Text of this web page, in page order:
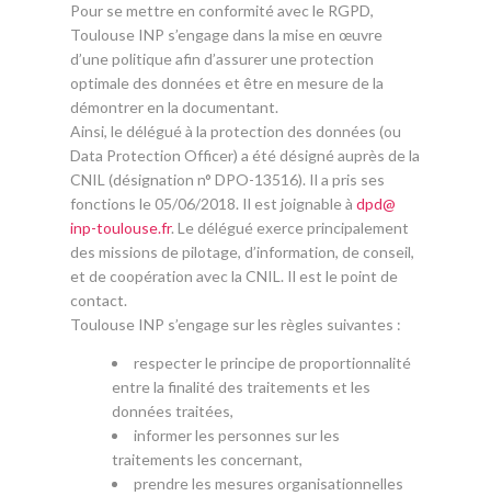
Pour se mettre en conformité avec le RGPD,
Toulouse INP s’engage dans la mise en œuvre
d’une politique afin d’assurer une protection
optimale des données et être en mesure de la
démontrer en la documentant.
Ainsi, le délégué à la protection des données (ou
Data Protection Officer) a été désigné auprès de la
CNIL (désignation n° DPO-13516). Il a pris ses
fonctions le 05/06/2018. Il est joignable à dpd@
inp-toulouse.fr. Le délégué exerce principalement
des missions de pilotage, d’information, de conseil,
et de coopération avec la CNIL. Il est le point de
contact.
Toulouse INP s’engage sur les règles suivantes :
respecter le principe de proportionnalité
entre la finalité des traitements et les
données traitées,
informer les personnes sur les
traitements les concernant,
prendre les mesures organisationnelles